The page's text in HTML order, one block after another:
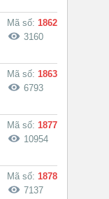
Mã số: 1862
3160
Mã số: 1863
6793
Mã số: 1877
10954
Mã số: 1878
7137